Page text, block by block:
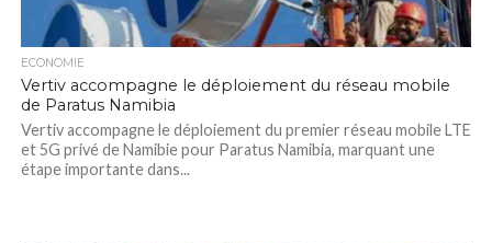
ECONOMIE
Vertiv accompagne le déploiement du réseau mobile
de Paratus Namibia
Vertiv accompagne le déploiement du premier réseau mobile LTE
et 5G privé de Namibie pour Paratus Namibia, marquant une
étape importante dans...